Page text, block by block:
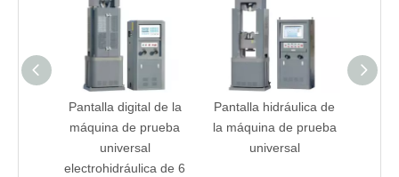
Pantalla digital de la
máquina de prueba
de 6
Pantalla hidráulica de
la máquina de prueba
Juego de
flexión fría